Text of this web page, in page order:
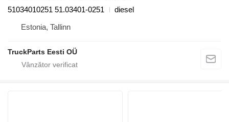
51034010251 51.03401-0251
diesel
Estonia, Tallinn
TruckParts Eesti OÜ